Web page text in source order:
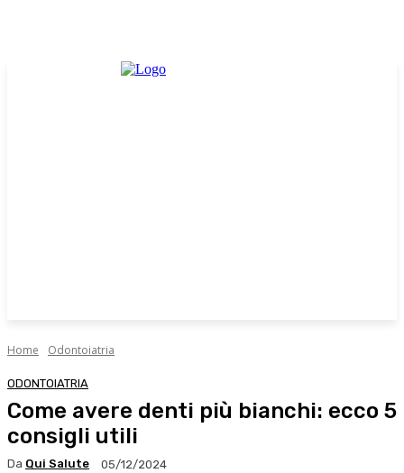
Home Odontoiatria
ODONTOIATRIA
Come avere denti più bianchi: ecco 5
consigli utili
Da Qui Salute 05/12/2024